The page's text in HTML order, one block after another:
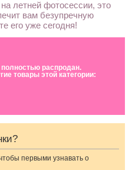
летней фотосессии, это
вам безупречную
его уже сегодня!
распродан.
товары этой категории:
первыми узнавать о
женский
Свадебное